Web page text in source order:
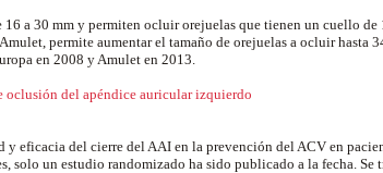
16 a 30 mm y permiten ocluir orejuelas que tienen un cuello de
permite aumentar el tamaño de orejuelas a ocluir hasta
en 2008 y Amulet en 2013.
oclusión del apéndice auricular izquierdo
y eficacia del cierre del AAI en la prevención del ACV en
solo un estudio randomizado ha sido publicado a la fecha. Se